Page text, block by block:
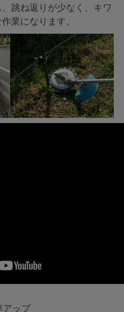
跳ね返りが少なく、キワ
業になります。
アップ